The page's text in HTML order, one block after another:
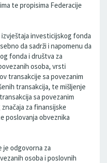
te propisima Federacije
investicijskog fonda
da sadrži i napomenu da
fonda i društva za
osoba, vrsti
transakcije sa povezanim
transakcija, te mišljenje
sa povezanim
za finansijske
poslovanja obveznika
je odgovorna za
osoba i poslovnih